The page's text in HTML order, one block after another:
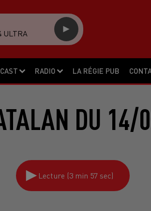
RADIO LA RÉGIE PUB
ULTRA
DU
Lecture (3 min 57 sec)